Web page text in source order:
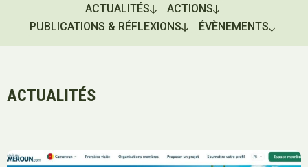
ACTUALITÉS
ACTIONS
PUBLICATIONS & RÉFLEXIONS
ÉVÈNEMENTS
ACTUALITÉS